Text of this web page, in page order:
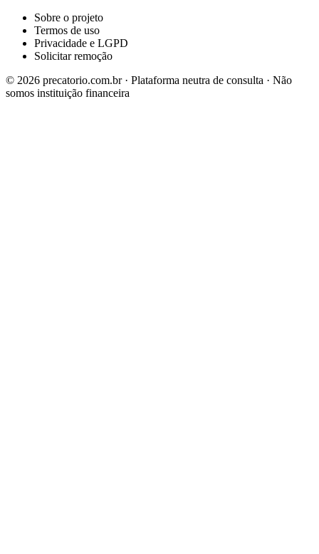
Sobre o projeto
Termos de uso
Privacidade e LGPD
Solicitar remoção
© 2026 precatorio.com.br · Plataforma neutra de consulta · Não
somos instituição financeira